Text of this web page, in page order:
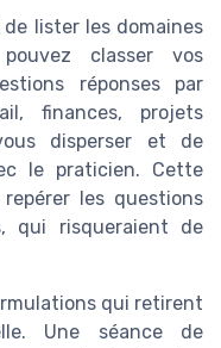
lister les domaines
classer vos
réponses par
finances, projets
disperser et de
le praticien. Cette
les questions
qui risqueraient de
qui retirent
Une séance de